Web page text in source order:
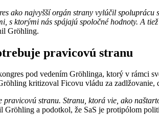
ako najvyšší orgán strany vylúčil
s ktorými nás spájajú spoločné hodnoty. A
Gröhling.
pravicovú stranu
pod vedením Gröhlinga, ktorý v rámci
kritizoval Ficovu vládu za zadlžovanie,
pravicovú stranu. Stranu, ktorá vie, ako
Gröhling a podotkol, že SaS je protipólom